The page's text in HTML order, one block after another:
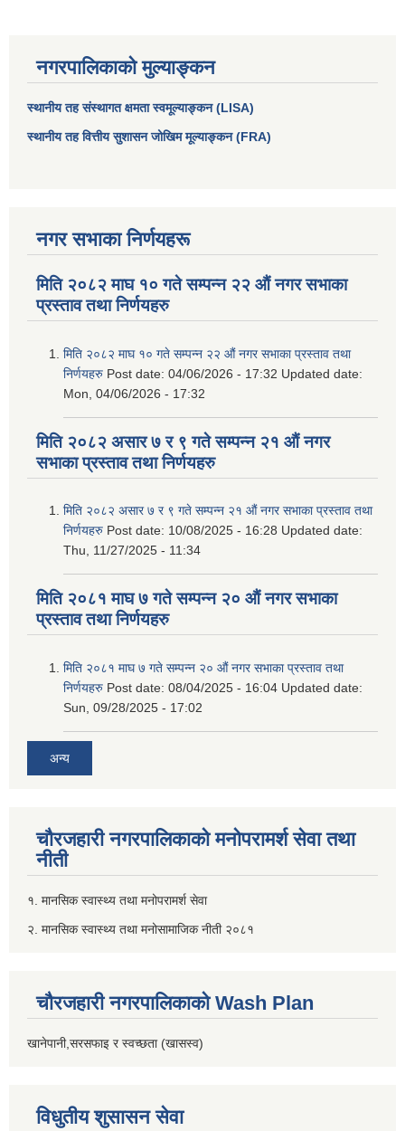
नगरपालिकाको मुल्याङ्कन
स्थानीय तह संस्थागत क्षमता स्वमूल्याङ्कन (LISA)
स्थानीय तह वित्तीय सुशासन जोखिम मूल्याङ्कन (FRA)
नगर सभाका निर्णयहरू
मिति २०८२ माघ १० गते सम्पन्न २२ औं नगर सभाका
प्रस्ताव तथा निर्णयहरु
मिति २०८२ माघ १० गते सम्पन्न २२ औं नगर सभाका प्रस्ताव तथा
निर्णयहरु Post date: 04/06/2026 - 17:32 Updated date:
Mon, 04/06/2026 - 17:32
मिति २०८२ असार ७ र ९ गते सम्पन्न २१ औं नगर
सभाका प्रस्ताव तथा निर्णयहरु
मिति २०८२ असार ७ र ९ गते सम्पन्न २१ औं नगर सभाका प्रस्ताव तथा
निर्णयहरु Post date: 10/08/2025 - 16:28 Updated date:
Thu, 11/27/2025 - 11:34
मिति २०८१ माघ ७ गते सम्पन्न २० औं नगर सभाका
प्रस्ताव तथा निर्णयहरु
मिति २०८१ माघ ७ गते सम्पन्न २० औं नगर सभाका प्रस्ताव तथा
निर्णयहरु Post date: 08/04/2025 - 16:04 Updated date:
Sun, 09/28/2025 - 17:02
अन्य
चौरजहारी नगरपालिकाको मनोपरामर्श सेवा तथा
नीती
१. मानसिक स्वास्थ्य तथा मनोपरामर्श सेवा
२. मानसिक स्वास्थ्य तथा मनोसामाजिक नीती २०८१
चौरजहारी नगरपालिकाको Wash Plan
खानेपानी,सरसफाइ र स्वच्छता (खासस्व)
विधुतीय शुसासन सेवा